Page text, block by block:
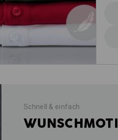
Schnell & einfach